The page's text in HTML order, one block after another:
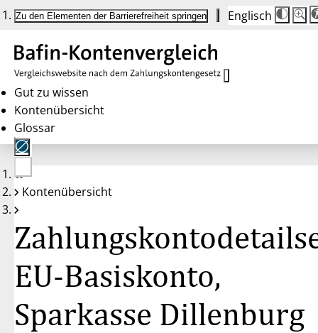
Zu den Elementen der Barrierefreiheit springen Englisch
Die
auf
100
100
Gut zu wissen
Kontenübersicht
Glossar
Keine
Konten
Kontenübersicht
EU-Basiskonto,
Sparkasse Dillenburg